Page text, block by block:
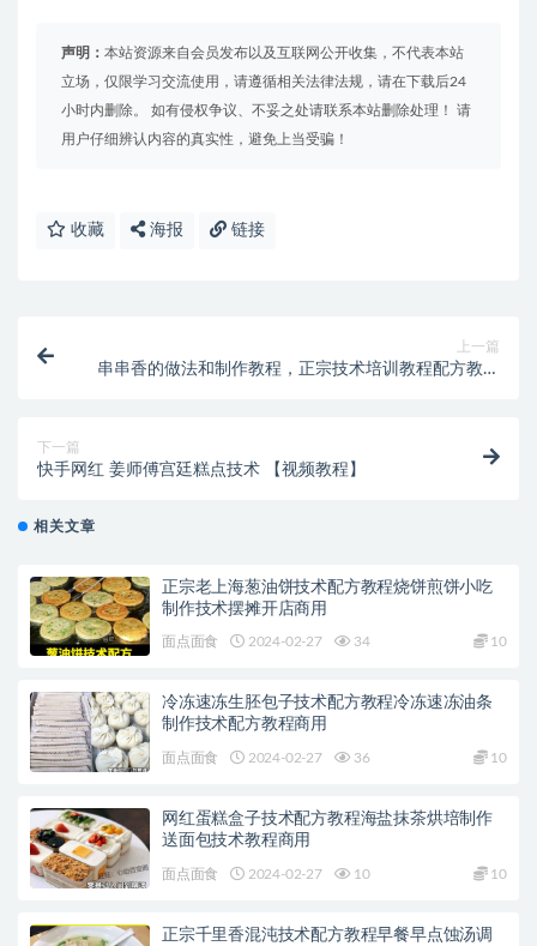
声明： 本站资源来自会员发布以及互联网公开收集，不代表本站
立场，仅限学习交流使用，请遵循相关法律法规，请在下载后24
小时内删除。 如有侵权争议、不妥之处请联系本站删除处理！ 请
用户仔细辨认内容的真实性，避免上当受骗！
收藏 海报 链接
上一篇
串串香的做法和制作教程，正宗技术培训教程配方教学
下一篇
快手网红 姜师傅宫廷糕点技术 【视频教程】
相关文章
正宗老上海葱油饼技术配方教程烧饼煎饼小吃
制作技术摆摊开店商用
面点面食 2024-02-27 34 10
冷冻速冻生胚包子技术配方教程冷冻速冻油条
制作技术配方教程商用
面点面食 2024-02-27 36 10
网红蛋糕盒子技术配方教程海盐抹茶烘培制作
送面包技术教程商用
面点面食 2024-02-27 10 10
正宗千里香混沌技术配方教程早餐早点蚀汤调